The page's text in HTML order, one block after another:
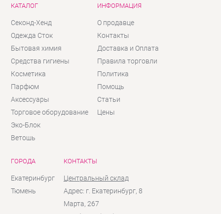
КАТАЛОГ
Секонд-Хенд
Одежда Сток
Бытовая химия
Средства гигиены
Косметика
Парфюм
Аксессуары
Торговое оборудование
Эко-Блок
Ветошь
ИНФОРМАЦИЯ
О продавце
Контакты
Доставка и Оплата
Правила торговли
Политика
Помощь
Статьи
Цены
ГОРОДА
Екатеринбург
Тюмень
КОНТАКТЫ
Центральный склад
Адрес: г. Екатеринбург, 8
Марта, 267